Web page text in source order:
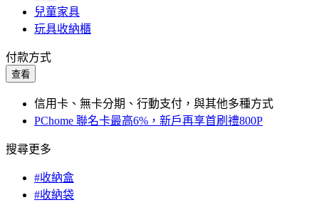
兒童家具
玩具收納櫃
付款方式
查看
信用卡、無卡分期、行動支付，與其他多種方式
PChome 聯名卡最高6%，新戶再享首刷禮800P
搜尋更多
#收納盒
#收納袋